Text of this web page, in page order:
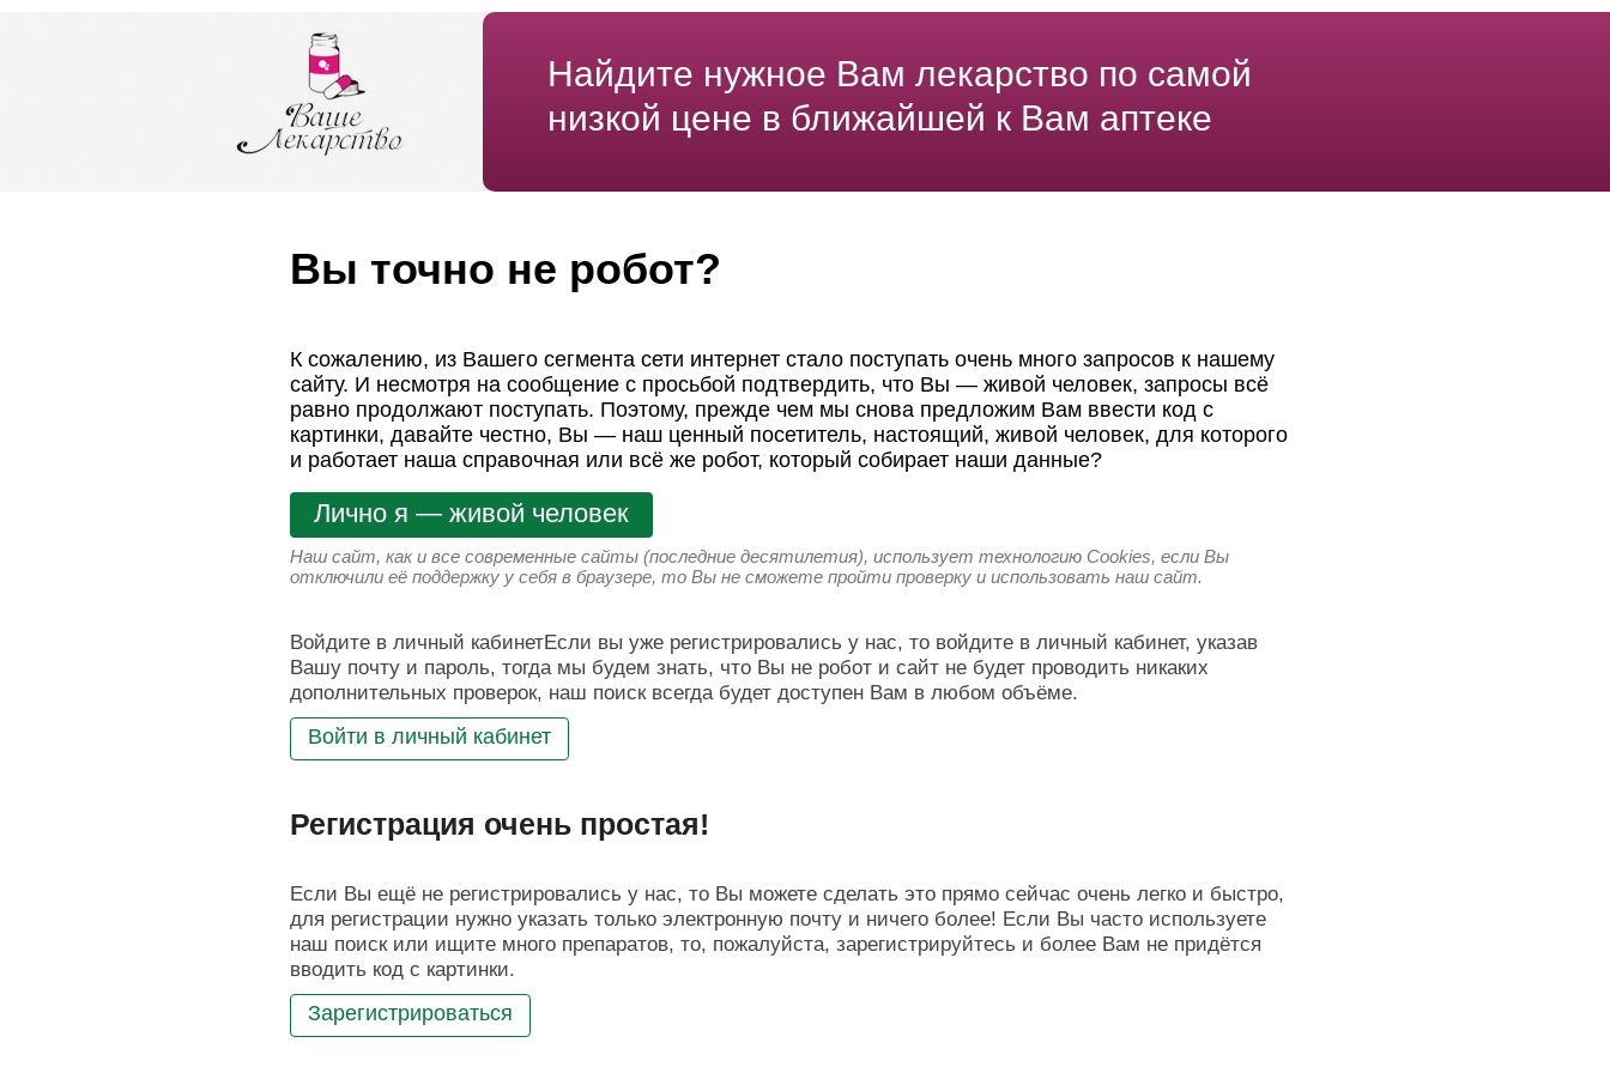
Найдите нужное Вам лекарство по самой
низкой цене в ближайшей к Вам аптеке
Вы точно не робот?
К сожалению, из Вашего сегмента сети интернет стало поступать очень много запросов к нашему
сайту. И несмотря на сообщение с просьбой подтвердить, что Вы — живой человек, запросы всё
равно продолжают поступать. Поэтому, прежде чем мы снова предложим Вам ввести код с
картинки, давайте честно, Вы — наш ценный посетитель, настоящий, живой человек, для которого
и работает наша справочная или всё же робот, который собирает наши данные?
Лично я — живой человек
Наш сайт, как и все современные сайты (последние десятилетия), использует технологию Cookies, если Вы
отключили её поддержку у себя в браузере, то Вы не сможете пройти проверку и использовать наш сайт.
Войдите в личный кабинетЕсли вы уже регистрировались у нас, то войдите в личный кабинет, указав
Вашу почту и пароль, тогда мы будем знать, что Вы не робот и сайт не будет проводить никаких
дополнительных проверок, наш поиск всегда будет доступен Вам в любом объёме.
Войти в личный кабинет
Регистрация очень простая!
Если Вы ещё не регистрировались у нас, то Вы можете сделать это прямо сейчас очень легко и быстро,
для регистрации нужно указать только электронную почту и ничего более! Если Вы часто используете
наш поиск или ищите много препаратов, то, пожалуйста, зарегистрируйтесь и более Вам не придётся
вводить код с картинки.
Зарегистрироваться